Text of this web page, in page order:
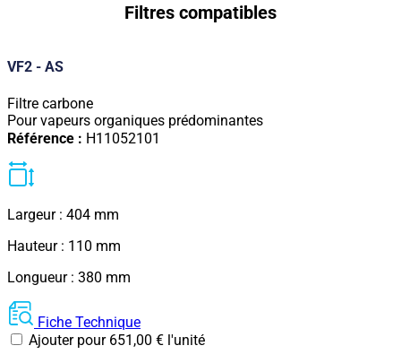
Filtres compatibles
VF2 - AS
Filtre carbone
Pour vapeurs organiques prédominantes
Référence : H11052101
Largeur : 404 mm
Hauteur : 110 mm
Longueur : 380 mm
Fiche Technique
Ajouter pour 651,00 € l'unité